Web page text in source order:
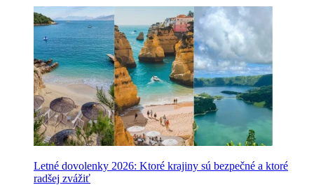
Letné dovolenky 2026: Ktoré krajiny sú bezpečné a ktoré
radšej zvážiť